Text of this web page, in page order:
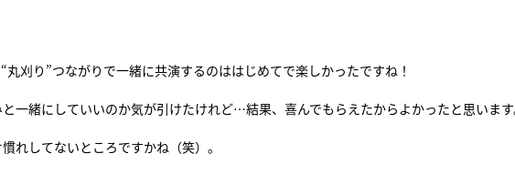
刈り”つながりで一緒に共演するのははじめてで楽しかったですね！
一緒にしていいのか気が引けたけれど…結果、喜んでもらえたからよかったと思います
れしてないところですかね（笑）。